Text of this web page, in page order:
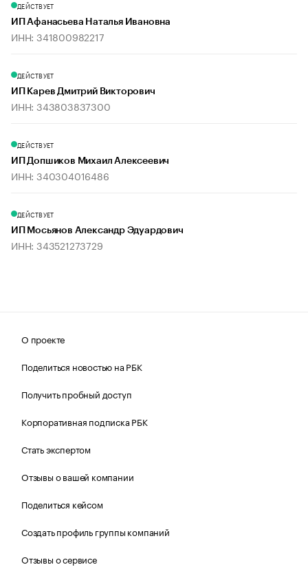
ДЕЙСТВУЕТ
ИП Афанасьева Наталья Ивановна
ИНН: 341800982217
ДЕЙСТВУЕТ
ИП Карев Дмитрий Викторович
ИНН: 343803837300
ДЕЙСТВУЕТ
ИП Допшиков Михаил Алексеевич
ИНН: 340304016486
ДЕЙСТВУЕТ
ИП Мосьянов Александр Эдуардович
ИНН: 343521273729
О проекте
Поделиться новостью на РБК
Получить пробный доступ
Корпоративная подписка РБК
Стать экспертом
Отзывы о вашей компании
Поделиться кейсом
Создать профиль группы компаний
Отзывы о сервисе